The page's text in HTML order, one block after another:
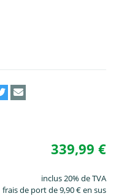
339,99 €
inclus 20% de TVA
frais de port de 9,90 € en sus